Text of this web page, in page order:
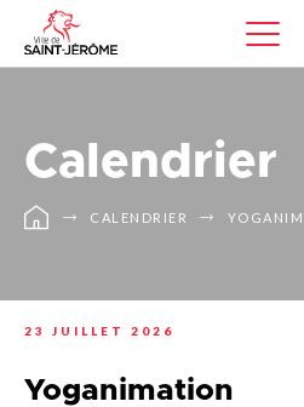
Calendrier
CALENDRIER
23 JUILLET 2026
Yoganimation